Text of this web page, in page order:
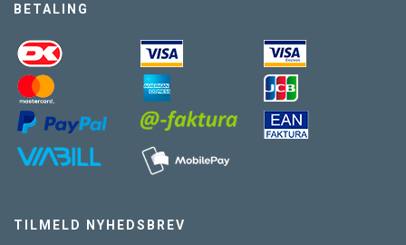
BETALING
TILMELD NYHEDSBREV